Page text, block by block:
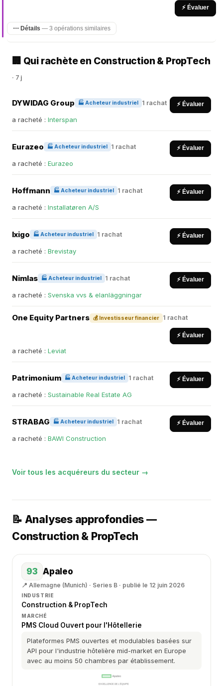
⚡ Évaluer
⋯ Détails — 3 opérations similaires
🏢 Qui rachète en Construction & PropTech
· 7 j
DYWIDAG Group 🏭 Acheteur industriel 1 rachat ⚡ Évaluer
a racheté : Interspan
Eurazeo 🏭 Acheteur industriel 1 rachat ⚡ Évaluer
a racheté : Eurazeo
Hoffmann 🏭 Acheteur industriel 1 rachat ⚡ Évaluer
a racheté : Installatøren A/S
Ixigo 🏭 Acheteur industriel 1 rachat ⚡ Évaluer
a racheté : Brevistay
Nimlas 🏭 Acheteur industriel 1 rachat ⚡ Évaluer
a racheté : Svenska vvs & elanläggningar
One Equity Partners 💰 Investisseur financier 1 rachat
⚡ Évaluer
a racheté : Leviat
Patrimonium 🏭 Acheteur industriel 1 rachat ⚡ Évaluer
a racheté : Sustainable Real Estate AG
STRABAG 🏭 Acheteur industriel 1 rachat ⚡ Évaluer
a racheté : BAWI Construction
Voir tous les acquéreurs du secteur →
📝 Analyses approfondies —
Construction & PropTech
93 Apaleo
📍 Allemagne (Munich) · Series B · publié le 12 juin 2026
INDUSTRIE
Construction & PropTech
MARCHÉ
PMS Cloud Ouvert pour l'Hôtellerie
Plateformes PMS ouvertes et modulables basées sur
API pour l'industrie hôtelière mid-market en Europe
avec au moins 50 chambres par établissement.